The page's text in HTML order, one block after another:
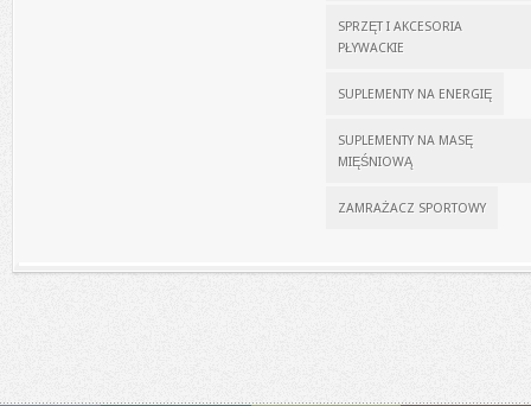
SPRZĘT I AKCESORIA
PŁYWACKIE
SUPLEMENTY NA ENERGIĘ
SUPLEMENTY NA MASĘ
MIĘŚNIOWĄ
ZAMRAŻACZ SPORTOWY